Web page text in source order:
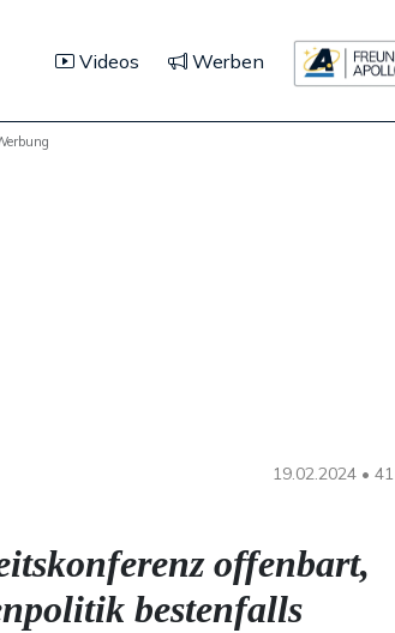
Videos Werben
19.02.2024 • 41
offenbart,
bestenfalls